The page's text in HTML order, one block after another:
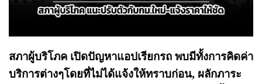
สภาผู้บริโภค เปิดปัญหาแอปเรียกรถ พบมีทั้งการคิดค่า
บริการต่างๆโดยที่ไม่ได้แจ้งให้ทราบก่อน, ผลักภาระ